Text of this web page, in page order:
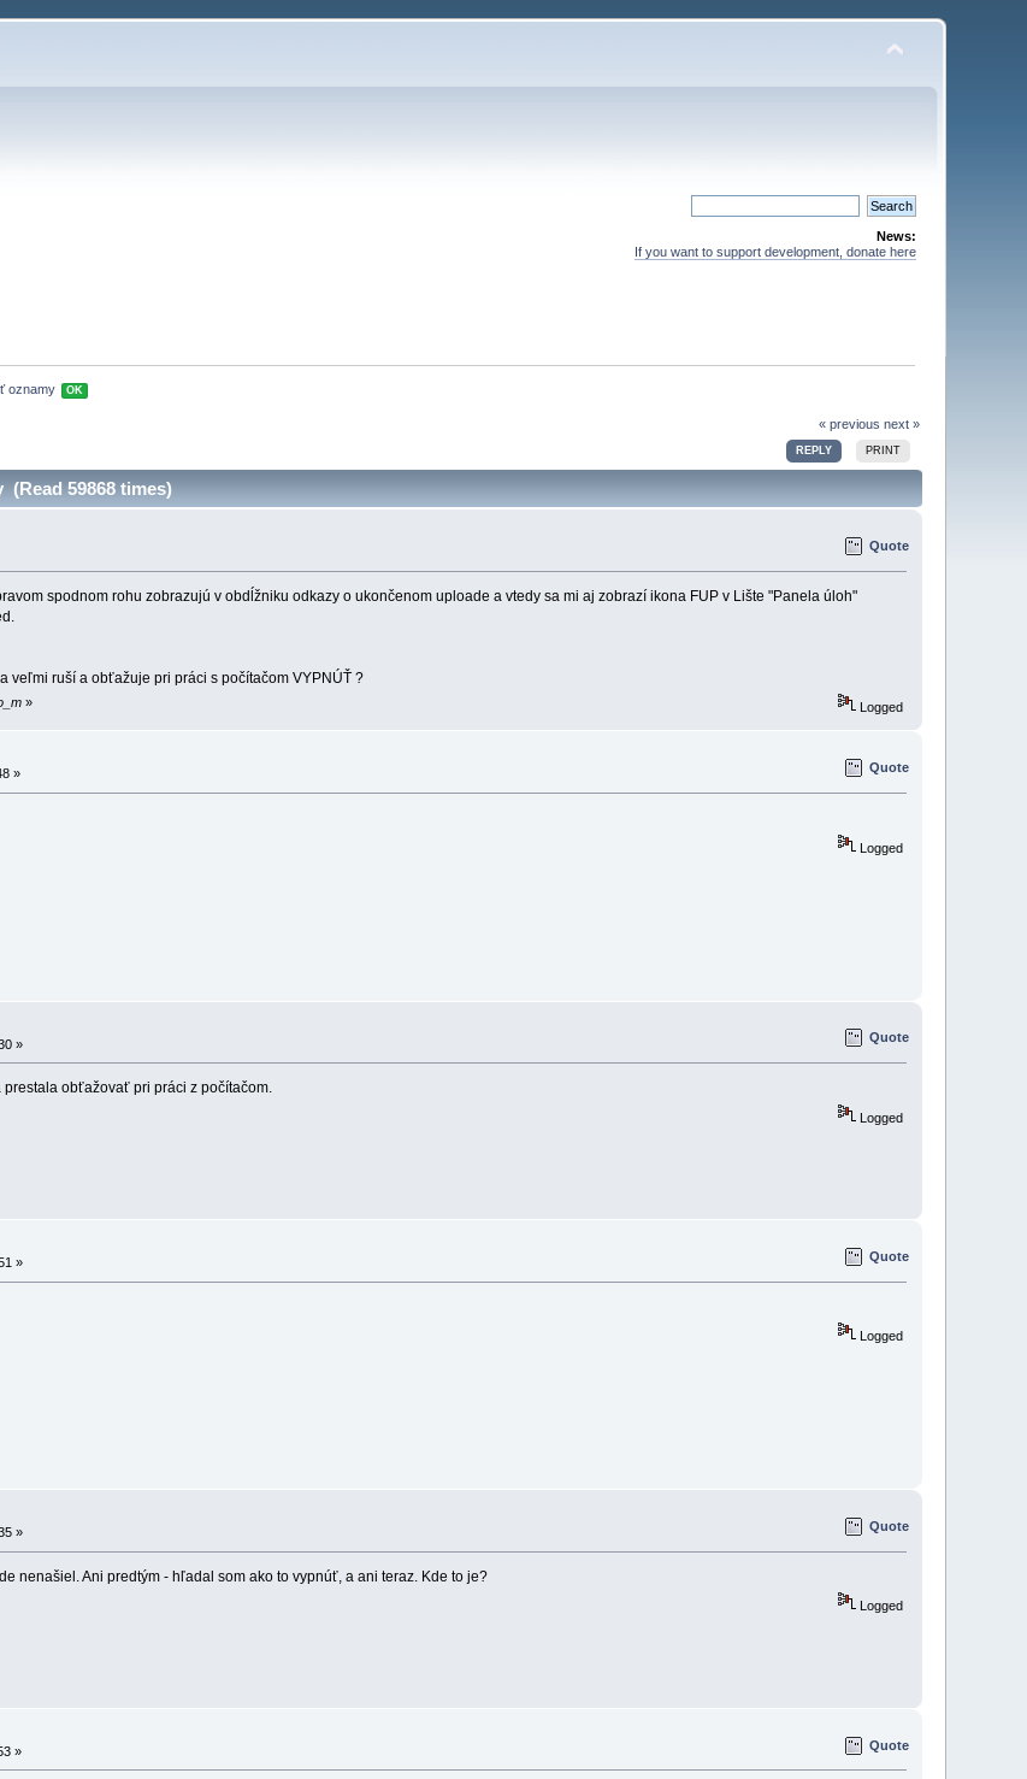
News:
If you want to support development, donate here
oznamy OK
« previous next »
REPLY PRINT
59868 times)
Quote
spodnom rohu zobrazujú v obdĺžniku odkazy o ukončenom uploade a vtedy sa mi aj zobrazí ikona FUP v Lište "Panela úloh"
veľmi ruší a obťažuje pri práci s počítačom VYPNÚŤ ?
» Logged
» Quote
Logged
» Quote
prestala obťažovať pri práci z počítačom.
Logged
» Quote
Logged
» Quote
nenašiel. Ani predtým - hľadal som ako to vypnúť, a ani teraz. Kde to je?
Logged
» Quote